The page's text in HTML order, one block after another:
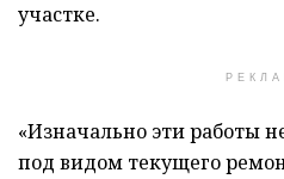
участке.
«Изначально эти работы
под видом текущего